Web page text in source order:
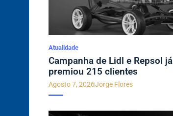
Atualidade
Campanha de Lidl e Repsol já
premiou 215 clientes
Agosto 7, 2026Jorge Flores